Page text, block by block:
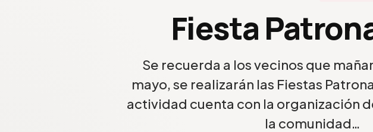
Fiesta
Se recuerda a los vecinos que
mayo, se realizarán las Fiestas
actividad cuenta con la organización
la comunidad…